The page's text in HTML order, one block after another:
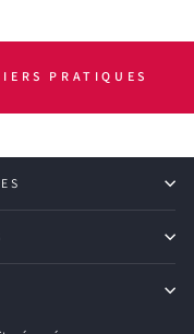
PRATIQUES